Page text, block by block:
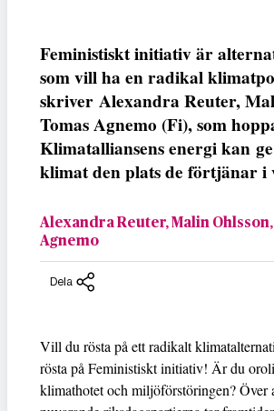
Feministiskt initiativ är
som vill ha en radikal
skriver Alexandra Reuter,
Tomas Agnemo (Fi), som
Klimatalliansens energi kan
klimat den plats de förtjänar i
Alexandra Reuter, Malin Ohlsson,
Agnemo
Dela
Vill du rösta på ett radikalt
rösta på Feministiskt initiativ! Är du
klimathotet och miljöförstöringen? Över